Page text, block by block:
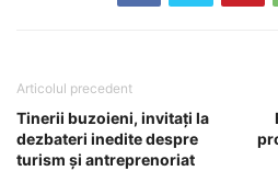
Articolul precedent
Tinerii buzoieni, invitați la
dezbateri inedite despre
turism și antreprenoriat